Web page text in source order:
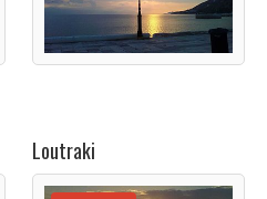
Loutraki